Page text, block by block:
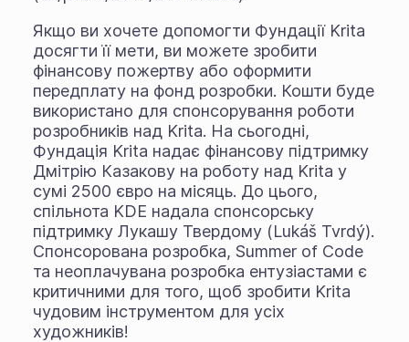
Якщо ви хочете допомогти Фундації Krita
досягти її мети, ви можете зробити
фінансову пожертву або оформити
передплату на фонд розробки. Кошти буде
використано для спонсорування роботи
розробників над Krita. На сьогодні,
Фундація Krita надає фінансову підтримку
Дмітрію Казакову на роботу над Krita у
сумі 2500 євро на місяць. До цього,
спільнота KDE надала спонсорську
підтримку Лукашу Твердому (Lukáš Tvrdý).
Спонсорована розробка, Summer of Code
та неоплачувана розробка ентузіастами є
критичними для того, щоб зробити Krita
чудовим інструментом для усіх
художників!